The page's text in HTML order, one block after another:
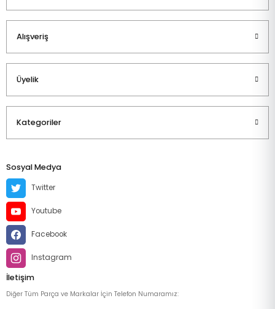
Alışveriş
Üyelik
Kategoriler
Sosyal Medya
Twitter
Youtube
Facebook
Instagram
İletişim
Diğer Tüm Parça ve Markalar İçin Telefon Numaramız: